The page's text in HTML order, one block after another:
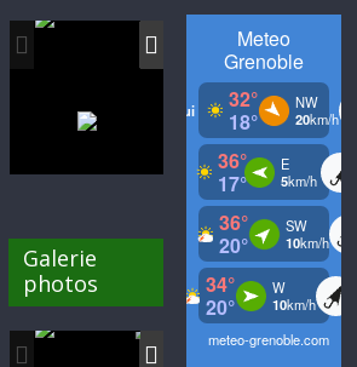
Galerie
photos